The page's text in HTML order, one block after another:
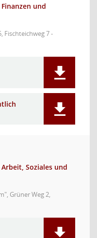
und
Fischteichweg 7 -
Soziales und
Grüner Weg 2,